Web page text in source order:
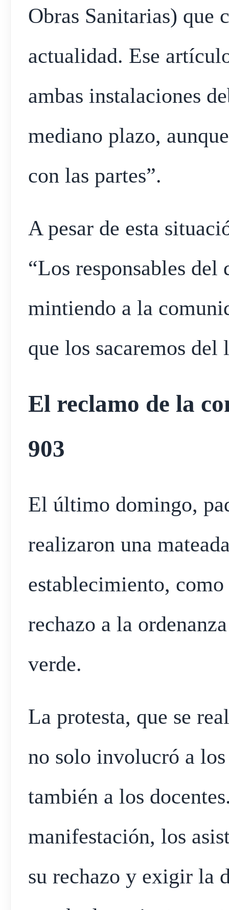
Obras Sanitarias) que
actualidad. Ese
ambas instalaciones
mediano plazo,
con las partes”.
A pesar de esta
“Los responsables del
mintiendo a la
que los sacaremos del
El reclamo de la
903
El último domingo,
realizaron una
establecimiento,
rechazo a la
verde.
La protesta, que se
no solo involucró a
también a los
manifestación, los
su rechazo y exigir la